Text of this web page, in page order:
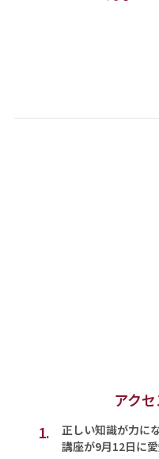
アク
1.
正しい知識が力に
講座が9月12日に